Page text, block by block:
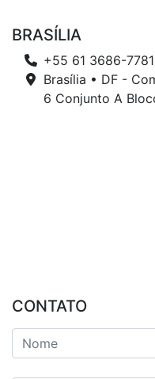
BRASÍLIA
+55 61 3686-7781
Brasília • DF -
6 Conjunto A
CONTATO